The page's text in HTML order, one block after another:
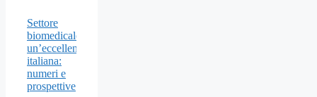
Settore
biomedicale,
un’eccellenza
italiana:
numeri e
prospettive